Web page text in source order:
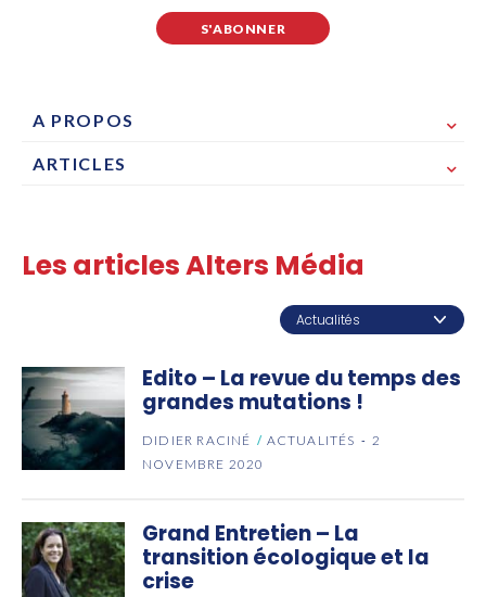
S'ABONNER
A PROPOS
ARTICLES
Les articles Alters Média
Edito – La revue du temps des
grandes mutations !
DIDIER RACINÉ ACTUALITÉS
2
NOVEMBRE 2020
Grand Entretien – La
transition écologique et la
crise